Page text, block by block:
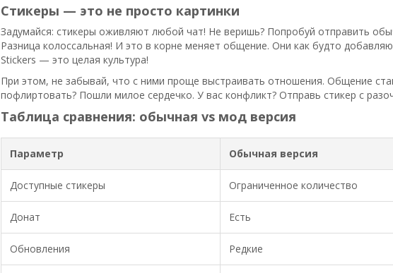
Стикеры — это не просто картинки
Задумайся: стикеры оживляют любой чат! Не веришь? Попробуй отправить
Разница колоссальная! И это в корне меняет общение. Они как будто
Stickers — это целая культура!
При этом, не забывай, что с ними проще выстраивать отношения. Общение
пофлиртовать? Пошли милое сердечко. У вас конфликт? Отправь стикер с
Таблица сравнения: обычная vs мод версия
Параметр Обычная версия
Доступные стикеры Ограниченное количество
Донат Есть
Обновления Редкие